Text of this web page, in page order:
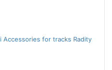
Accessories for tracks Radity